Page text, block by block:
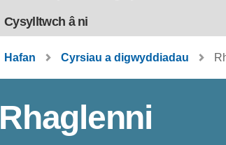
Cysylltwch â ni
Hafan Cyrsiau a digwyddiadau
Rhaglenni